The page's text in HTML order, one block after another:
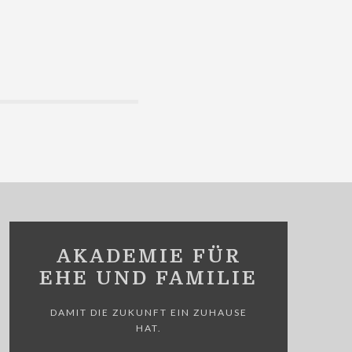
AKADEMIE FÜR
EHE UND FAMILIE
DAMIT DIE ZUKUNFT EIN ZUHAUSE
HAT.